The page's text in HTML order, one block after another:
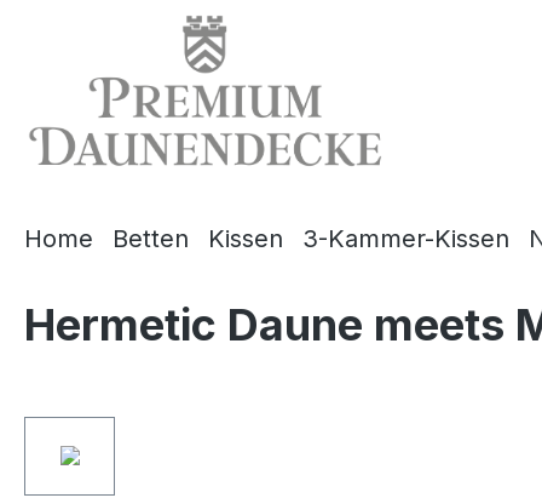
Zur Hauptnavigation springen
Home Betten Kissen 3-Kammer-Kissen
Hermetic Daune meets